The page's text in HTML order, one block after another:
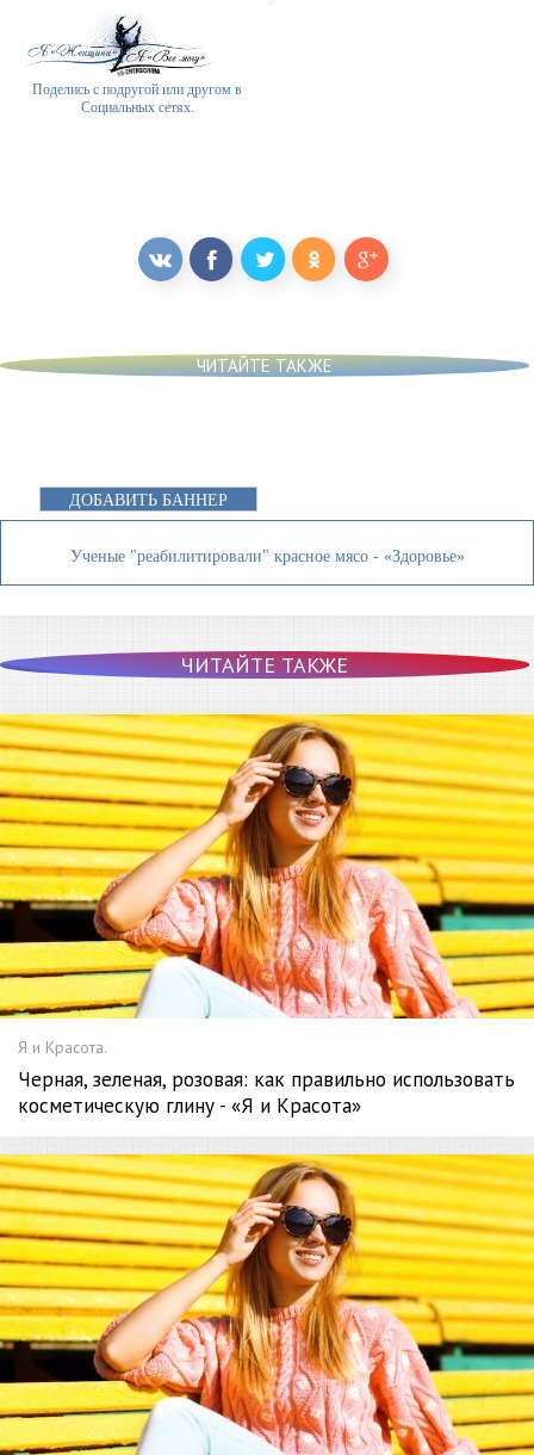
Поделись с подругой или другом в
Социальных сетях.
ЧИТАЙТЕ ТАКЖЕ
ДОБАВИТЬ БАННЕР
Ученые "реабилитировали" красное мясо - «Здоровье»
ЧИТАЙТЕ ТАКЖЕ
Я и Красота.
Черная, зеленая, розовая: как правильно использовать
косметическую глину - «Я и Красота»